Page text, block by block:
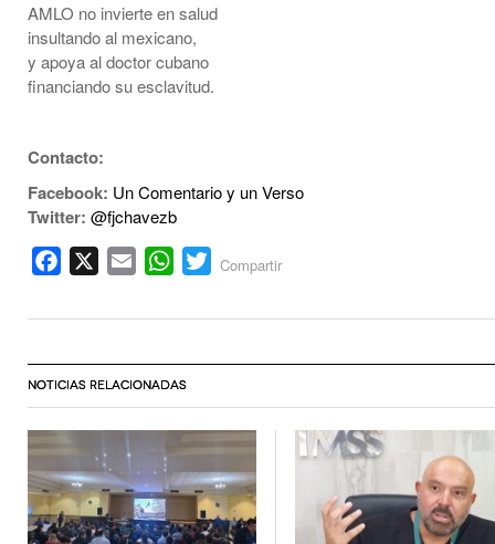
AMLO no invierte en salud
insultando al mexicano,
y apoya al doctor cubano
financiando su esclavitud.
Contacto:
Facebook: Un Comentario y un Verso
Twitter: @fjchavezb
Facebook Email WhatsApp
Twitter
Compartir
NOTICIAS RELACIONADAS